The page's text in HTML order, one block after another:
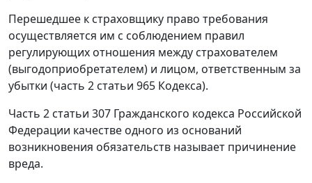
Перешедшее к страховщику право требования
осуществляется им с соблюдением правил
регулирующих отношения между страхователем
(выгодоприобретателем) и лицом, ответственным за
убытки (часть 2 статьи 965 Кодекса).
Часть 2 статьи 307 Гражданского кодекса Российской
Федерации качестве одного из оснований
возникновения обязательств называет причинение
вреда.